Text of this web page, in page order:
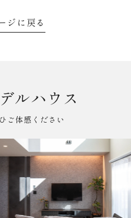
ジに戻る
ルハウス
ご体感ください